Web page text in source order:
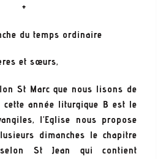
+
du temps ordinaire
et sœurs,
St Marc que nous lisons de
cette année liturgique B est le
l’Eglise nous propose
dimanches le chapitre
St Jean qui contient